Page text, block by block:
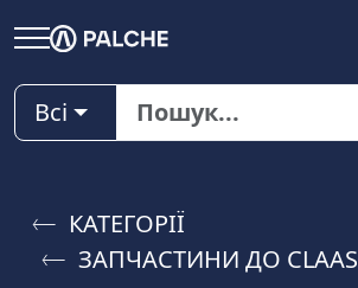
Всі
КАТЕГОРІЇ
ЗАПЧАСТИНИ ДО CLAAS